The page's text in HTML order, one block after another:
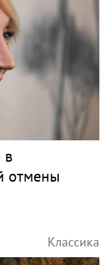
в
отмены
Классика